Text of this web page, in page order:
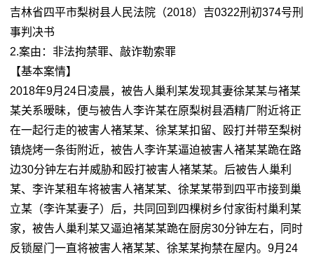
吉林省四平市梨树县人民法院（2018）吉0322刑初374号刑
事判决书
2.案由：非法拘禁罪、敲诈勒索罪
【基本案情】
2018年9月24日凌晨，被告人巢利某发现其妻徐某某与褚某
某关系暧昧，便与被告人李许某在原梨树县酒精厂附近将正
在一起行走的被害人褚某某、徐某某扣留、殴打并带至梨树
镇烧烤一条街附近，被告人李许某逼迫被害人褚某某跪在路
边30分钟左右并威胁和殴打被害人褚某某。后被告人巢利
某、李许某租车将被害人褚某某、徐某某带到四平市接到巢
立某（李许某妻子）后，共同回到四棵树乡付家街村巢利某
家，被告人巢利某又逼迫褚某某跪在厨房30分钟左右，同时
反锁屋门一直将被害人褚某某、徐某某拘禁在屋内。9月24